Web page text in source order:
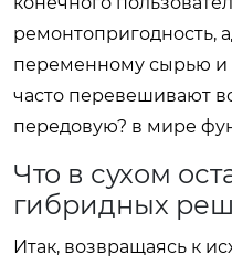
ремонтопригодность,
переменному сырью и
часто перевешивают
передовую? в мире
Что в сухом
гибридных
Итак, возвращаясь к